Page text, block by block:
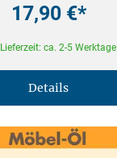
17,90 €*
Lieferzeit: ca. 2-5 Werktage
Details